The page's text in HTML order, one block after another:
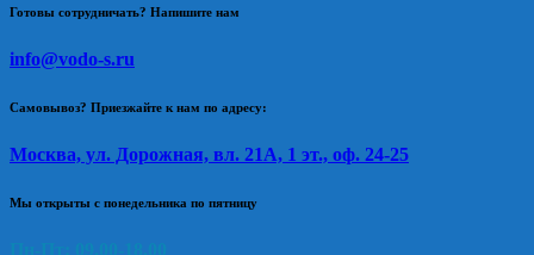
Готовы сотрудничать? Напишите нам
info@vodo-s.ru
Самовывоз? Приезжайте к нам по адресу:
Москва, ул. Дорожная, вл. 21А, 1 эт., оф. 24-25
Мы открыты с понедельника по пятницу